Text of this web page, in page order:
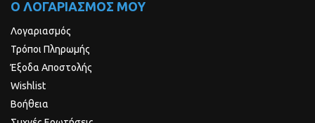
Ο ΛΟΓΑΡΙΑΣΜΟΣ ΜΟΥ
Λογαριασμός
Τρόποι Πληρωμής
Έξοδα Αποστολής
Wishlist
Βοήθεια